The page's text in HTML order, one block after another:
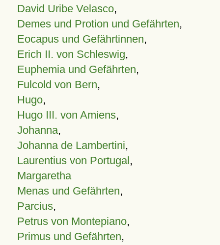
David Uribe Velasco,
Demes und Protion und Gefährten,
Eocapus und Gefährtinnen,
Erich II. von Schleswig,
Euphemia und Gefährten,
Fulcold von Bern,
Hugo,
Hugo III. von Amiens,
Johanna,
Johanna de Lambertini,
Laurentius von Portugal,
Margaretha
Menas und Gefährten,
Parcius,
Petrus von Montepiano,
Primus und Gefährten,